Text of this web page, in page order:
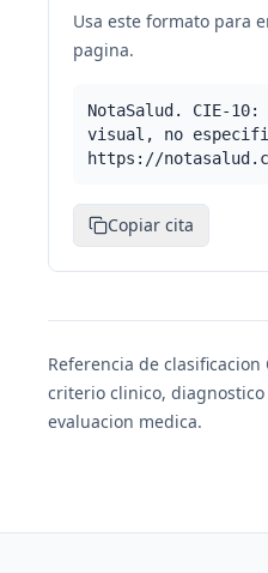
Usa este formato para
pagina.
NotaSalud. CIE-
visual, no
https://
Copiar cita
Referencia de clasificacion
criterio clinico,
evaluacion medica.